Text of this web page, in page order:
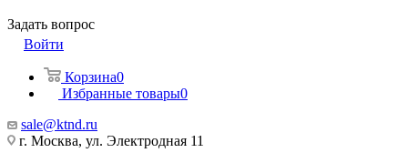
Задать вопрос
Войти
Корзина0
Избранные товары0
sale@ktnd.ru
г. Москва, ул. Электродная 11